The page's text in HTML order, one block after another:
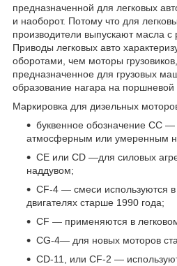
предназначенной для легковых
и наоборот. Потому что для
производители выпускают масла
Приводы легковых авто
оборотами, чем моторы
предназначенное для грузовых
образование нагара на поршневой
Маркировка для дизельных
буквенное обозначение СС —
атмосферным или умеренным
CE или СD —для силовых
наддувом;
CF-4 — смеси используются в
двигателях старше 1990 года;
CF — применяются в
CG-4— для новых моторов
CD-11, или CF-2 —